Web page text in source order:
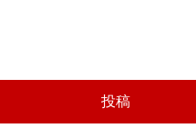
投稿